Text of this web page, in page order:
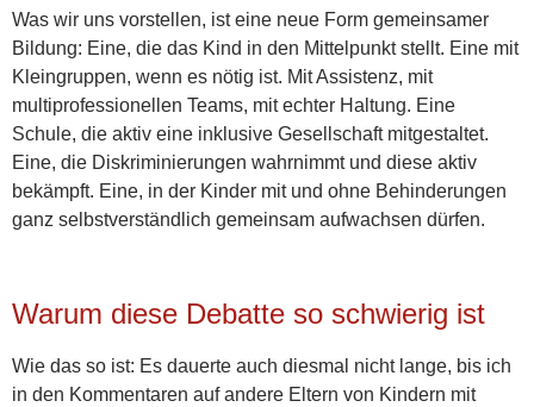
Was wir uns vorstellen, ist eine neue Form gemeinsamer
Bildung: Eine, die das Kind in den Mittelpunkt stellt. Eine mit
Kleingruppen, wenn es nötig ist. Mit Assistenz, mit
multiprofessionellen Teams, mit echter Haltung. Eine
Schule, die aktiv eine inklusive Gesellschaft mitgestaltet.
Eine, die Diskriminierungen wahrnimmt und diese aktiv
bekämpft. Eine, in der Kinder mit und ohne Behinderungen
ganz selbstverständlich gemeinsam aufwachsen dürfen.
Warum diese Debatte so schwierig ist
Wie das so ist: Es dauerte auch diesmal nicht lange, bis ich
in den Kommentaren auf andere Eltern von Kindern mit